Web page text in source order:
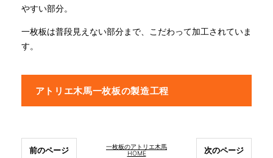
やすい部分。
一枚板は普段見えない部分まで、こだわって加工されていま
す。
アトリエ木馬一枚板の製造工程
一枚板のアトリエ木馬
HOME
前のページ 次のページ